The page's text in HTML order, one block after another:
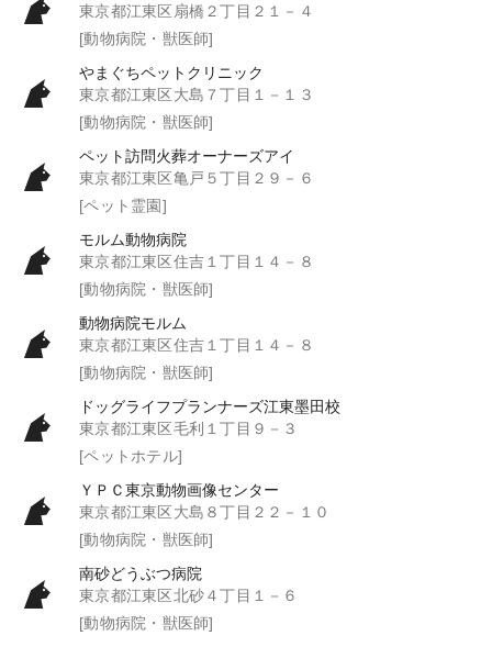
東京都江東区扇橋２丁目２１－４
[動物病院・獣医師]
やまぐちペットクリニック
東京都江東区大島７丁目１－１３
[動物病院・獣医師]
ペット訪問火葬オーナーズアイ
東京都江東区亀戸５丁目２９－６
[ペット霊園]
モルム動物病院
東京都江東区住吉１丁目１４－８
[動物病院・獣医師]
動物病院モルム
東京都江東区住吉１丁目１４－８
[動物病院・獣医師]
ドッグライフプランナーズ江東墨田校
東京都江東区毛利１丁目９－３
[ペットホテル]
ＹＰＣ東京動物画像センター
東京都江東区大島８丁目２２－１０
[動物病院・獣医師]
南砂どうぶつ病院
東京都江東区北砂４丁目１－６
[動物病院・獣医師]